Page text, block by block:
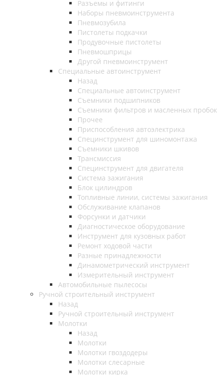
Разъемы и фитинги
Наборы пневмоинструмента
Пневмозубила
Пистолеты подкачки
Продувочные пистолеты
Пневмошприцы
Другой пневмоинструмент
Специальные автоинструмент
Назад
Специальные автоинструмент
Съемники подшипников
Съемники фильтров и масленных пробок
Прочее
Приспособления автоэлектрика
Специнструмент для шиномонтажа
Съемники шкивов
Трансмиссия
Специнструмент для двигателя
Система зажигания
Блок цилиндров
Топливные линии, системы зажигания
Обслуживание клапанов
Форсунки и датчики
Диагностическое оборудование
Инструмент для кузовных работ
Ремонт ходовой части
Разные принадлежности
Динамометрический инструмент
Измерительный инструмент
Автомобильные пылесосы
Ручной строительный инструмент
Назад
Ручной строительный инструмент
Молотки
Назад
Молотки
Молотки гвоздодеры
Молотки слесарные
Молотки кирка